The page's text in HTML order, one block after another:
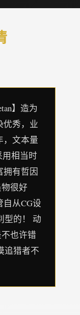
】造为
优秀，业
，文本量
用相当时
拥有哲因
很好
从CG设
型的！ 动
也许错
追猎者不